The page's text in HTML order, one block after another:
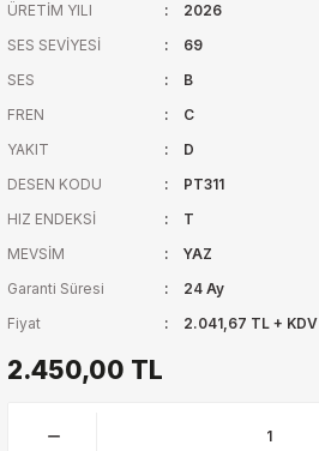
ÜRETİM YILI
2026
SES SEVİYESİ
69
SES
B
FREN
C
YAKIT
D
DESEN KODU
PT311
HIZ ENDEKSİ
T
MEVSİM
YAZ
Garanti Süresi
24 Ay
Fiyat
2.041,67 TL + KDV
2.450,00 TL